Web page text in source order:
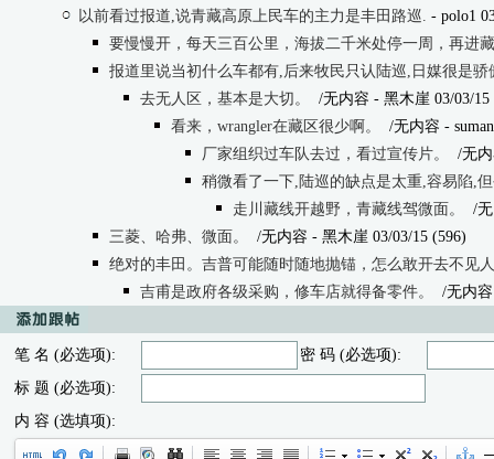
以前看过报道,说青藏高原上民车的主力是丰田路巡. - polo1
要慢慢开，每天三百公里，海拔二千米处停一周，再进
报道里说当初什么车都有,后来牧民只认陆巡,日媒很是骄
去无人区，基本是大切。
/无内容 - 黑木崖 03/03/15
看来，wrangler在藏区很少啊。
/无内容 -
厂家组织过车队去过，看过宣传片。
/无
稍微看了一下,陆巡的缺点是太重,容易陷,
走川藏线开越野，青藏线驾微面。
/
三菱、哈弗、微面。
/无内容 - 黑木崖 03/03/15 (596)
绝对的丰田。吉普可能随时随地抛锚，怎么敢开去不见
吉甫是政府各级采购，修车店就得备零件。
/无内容
笔 名 (必选项):
密 码 (必选项):
标 题 (必选项):
内 容 (选填项):